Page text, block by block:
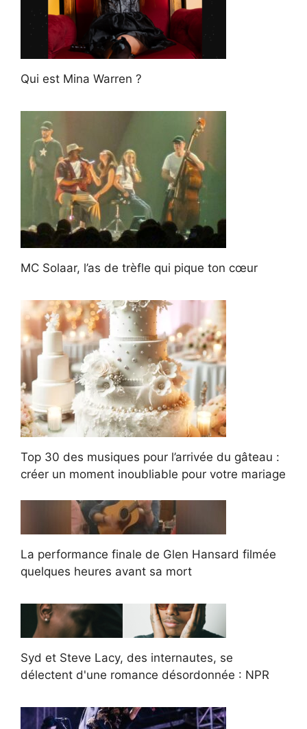
Qui est Mina Warren ?
MC Solaar, l’as de trèfle qui pique ton cœur
Top 30 des musiques pour l’arrivée du gâteau :
créer un moment inoubliable pour votre mariage
La performance finale de Glen Hansard filmée
quelques heures avant sa mort
Syd et Steve Lacy, des internautes, se
délectent d'une romance désordonnée : NPR